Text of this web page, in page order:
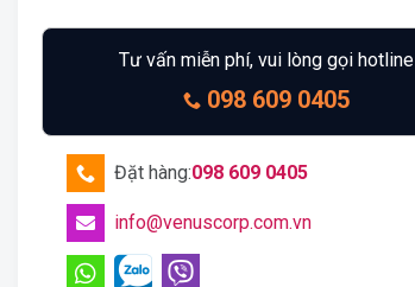
Tư vấn miễn phí, vui lòng gọi hotline
098 609 0405
Đặt hàng:098 609 0405
info@venuscorp.com.vn